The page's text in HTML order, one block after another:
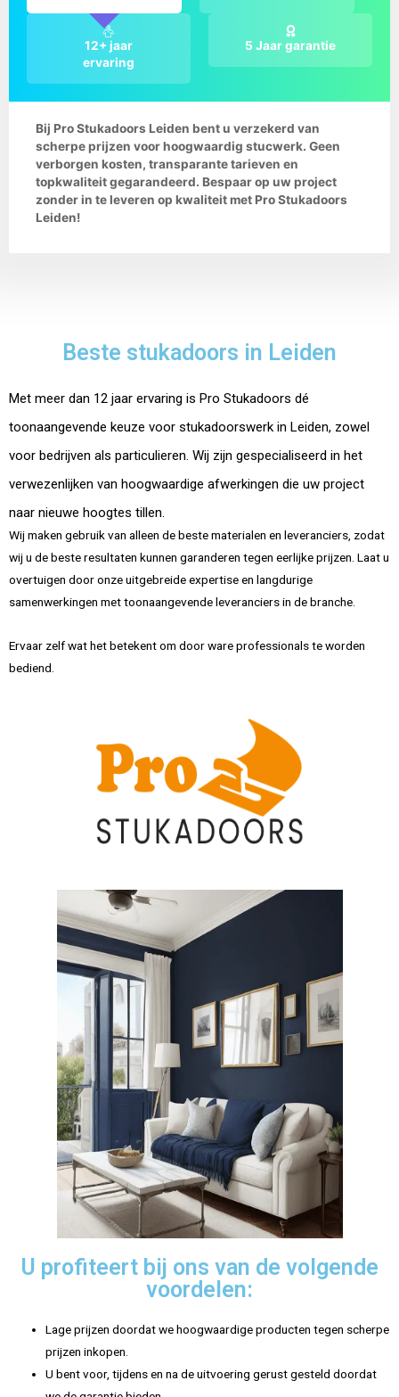
12+ jaar
ervaring
5 Jaar garantie
Bij Pro Stukadoors Leiden bent u verzekerd van
scherpe prijzen voor hoogwaardig stucwerk. Geen
verborgen kosten, transparante tarieven en
topkwaliteit gegarandeerd. Bespaar op uw project
zonder in te leveren op kwaliteit met Pro Stukadoors
Leiden!
Beste stukadoors in Leiden
Met meer dan 12 jaar ervaring is Pro Stukadoors dé
toonaangevende keuze voor stukadoorswerk in Leiden, zowel
voor bedrijven als particulieren. Wij zijn gespecialiseerd in het
verwezenlijken van hoogwaardige afwerkingen die uw project
naar nieuwe hoogtes tillen.
Wij maken gebruik van alleen de beste materialen en leveranciers, zodat
wij u de beste resultaten kunnen garanderen tegen eerlijke prijzen. Laat u
overtuigen door onze uitgebreide expertise en langdurige
samenwerkingen met toonaangevende leveranciers in de branche.
Ervaar zelf wat het betekent om door ware professionals te worden
bediend.
U profiteert bij ons van de volgende
voordelen:
Lage prijzen doordat we hoogwaardige producten tegen scherpe
prijzen inkopen.
U bent voor, tijdens en na de uitvoering gerust gesteld doordat